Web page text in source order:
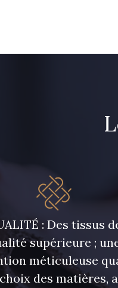
: Des tissus
supérieure ;
méticuleuse
des matières,